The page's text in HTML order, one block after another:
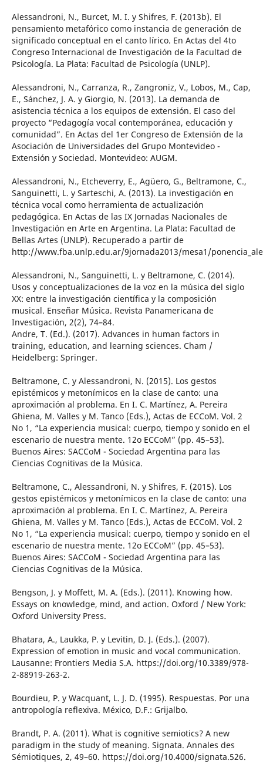
Alessandroni, N., Burcet, M. I. y Shifres, F. (2013b). El
pensamiento metafórico como instancia de generación de
significado conceptual en el canto lírico. En Actas del 4to
Congreso Internacional de Investigación de la Facultad de
Psicología. La Plata: Facultad de Psicología (UNLP).
Alessandroni, N., Carranza, R., Zangroniz, V., Lobos, M., Cap,
E., Sánchez, J. A. y Giorgio, N. (2013). La demanda de
asistencia técnica a los equipos de extensión. El caso del
proyecto “Pedagogía vocal contemporánea, educación y
comunidad”. En Actas del 1er Congreso de Extensión de la
Asociación de Universidades del Grupo Montevideo -
Extensión y Sociedad. Montevideo: AUGM.
Alessandroni, N., Etcheverry, E., Agüero, G., Beltramone, C.,
Sanguinetti, L. y Sarteschi, A. (2013). La investigación en
técnica vocal como herramienta de actualización
pedagógica. En Actas de las IX Jornadas Nacionales de
Investigación en Arte en Argentina. La Plata: Facultad de
Bellas Artes (UNLP). Recuperado a partir de
http://www.fba.unlp.edu.ar/9jornada2013/mesa1/
Alessandroni, N., Sanguinetti, L. y Beltramone, C. (2014).
Usos y conceptualizaciones de la voz en la música del siglo
XX: entre la investigación científica y la composición
musical. Enseñar Música. Revista Panamericana de
Investigación, 2(2), 74–84.
Andre, T. (Ed.). (2017). Advances in human factors in
training, education, and learning sciences. Cham /
Heidelberg: Springer.
Beltramone, C. y Alessandroni, N. (2015). Los gestos
epistémicos y metonímicos en la clase de canto: una
aproximación al problema. En I. C. Martínez, A. Pereira
Ghiena, M. Valles y M. Tanco (Eds.), Actas de ECCoM. Vol. 2
No 1, “La experiencia musical: cuerpo, tiempo y sonido en el
escenario de nuestra mente. 12o ECCoM” (pp. 45–53).
Buenos Aires: SACCoM - Sociedad Argentina para las
Ciencias Cognitivas de la Música.
Beltramone, C., Alessandroni, N. y Shifres, F. (2015). Los
gestos epistémicos y metonímicos en la clase de canto: una
aproximación al problema. En I. C. Martínez, A. Pereira
Ghiena, M. Valles y M. Tanco (Eds.), Actas de ECCoM. Vol. 2
No 1, “La experiencia musical: cuerpo, tiempo y sonido en el
escenario de nuestra mente. 12o ECCoM” (pp. 45–53).
Buenos Aires: SACCoM - Sociedad Argentina para las
Ciencias Cognitivas de la Música.
Bengson, J. y Moffett, M. A. (Eds.). (2011). Knowing how.
Essays on knowledge, mind, and action. Oxford / New York:
Oxford University Press.
Bhatara, A., Laukka, P. y Levitin, D. J. (Eds.). (2007).
Expression of emotion in music and vocal communication.
Lausanne: Frontiers Media S.A. https://doi.org/10.3389/978-
2-88919-263-2.
Bourdieu, P. y Wacquant, L. J. D. (1995). Respuestas. Por una
antropología reflexiva. México, D.F.: Grijalbo.
Brandt, P. A. (2011). What is cognitive semiotics? A new
paradigm in the study of meaning. Signata. Annales des
Sémiotiques, 2, 49–60. https://doi.org/10.4000/signata.526.